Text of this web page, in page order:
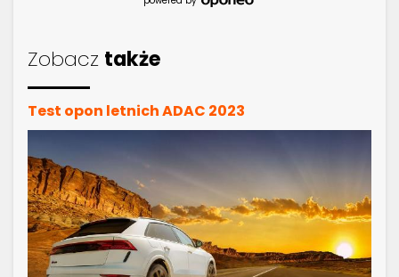
Zobacz także
Test opon letnich ADAC 2023